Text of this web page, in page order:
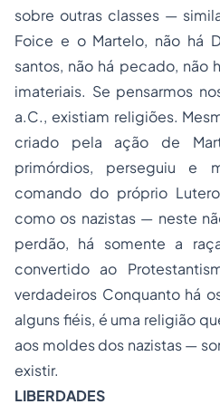
sobre outras classes —
Foice e o Martelo, não há
santos, não há pecado, não
imateriais. Se pensarmos
a.C., existiam religiões.
criado pela ação de
primórdios, perseguiu e
comando do próprio
como os nazistas — neste
perdão, há somente a
convertido ao
verdadeiros Conquanto há
alguns fiéis, é uma religião
aos moldes dos nazistas —
existir.
LIBERDADES